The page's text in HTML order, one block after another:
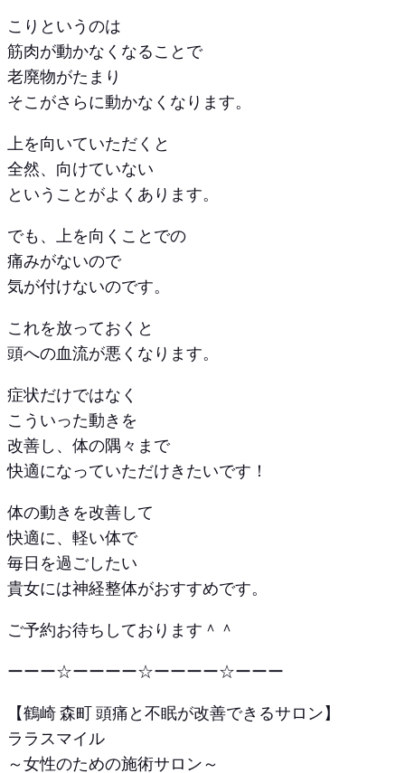
こりというのは
筋肉が動かなくなることで
老廃物がたまり
そこがさらに動かなくなります。
上を向いていただくと
全然、向けていない
ということがよくあります。
でも、上を向くことでの
痛みがないので
気が付けないのです。
これを放っておくと
頭への血流が悪くなります。
症状だけではなく
こういった動きを
改善し、体の隅々まで
快適になっていただけきたいです！
体の動きを改善して
快適に、軽い体で
毎日を過ごしたい
貴女には神経整体がおすすめです。
ご予約お待ちしております＾＾
ーーー☆ーーーー☆ーーーー☆ーーー
【鶴崎 森町 頭痛と不眠が改善できるサロン】
ララスマイル
～女性のための施術サロン～